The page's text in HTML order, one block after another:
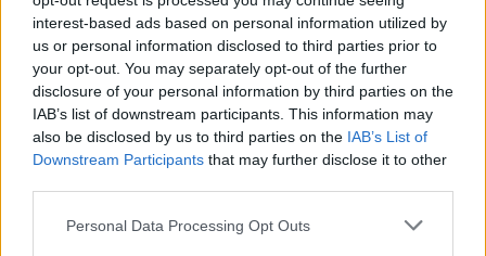
interest-based ads based on personal information utilized by
us or personal information disclosed to third parties prior to
your opt-out. You may separately opt-out of the further
disclosure of your personal information by third parties on the
IAB’s list of downstream participants. This information may
also be disclosed by us to third parties on the IAB’s List of
Downstream Participants that may further disclose it to other
Personal Data Processing Opt Outs
Cómo ir desde Murcia a Cobeña+madrid